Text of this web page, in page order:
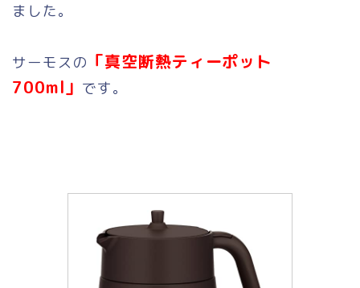
ました。
サーモスの 「真空断熱ティーポット
700ml」 です。